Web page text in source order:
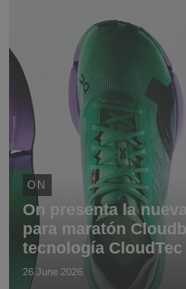
ON
On presenta la
para maratón
tecnología
26 June 2026